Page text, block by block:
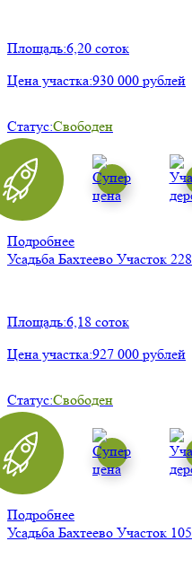
Площадь:6,20 соток
Цена участка:930 000 рублей
Статус:Свободен
Подробнее
Усадьба Бахтеево Участок 228
Площадь:6,18 соток
Цена участка:927 000 рублей
Статус:Свободен
Подробнее
Усадьба Бахтеево Участок 105